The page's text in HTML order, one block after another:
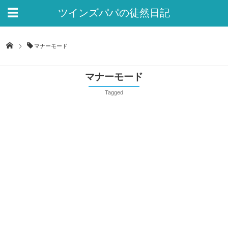
ツインズパパの徒然日記
マナーモード
マナーモード
Tagged